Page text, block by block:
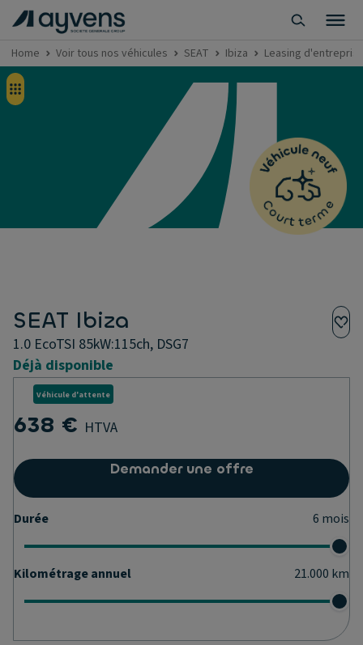
Home Voir tous nos véhicules SEAT Ibiza Leasing d'entreprise
SEAT Ibiza
1.0 EcoTSI 85kW:115ch, DSG7
Déjà disponible
Véhicule d'attente
638 € HTVA
Demander une offre
Durée 6 mois
Kilométrage annuel 21.000 km